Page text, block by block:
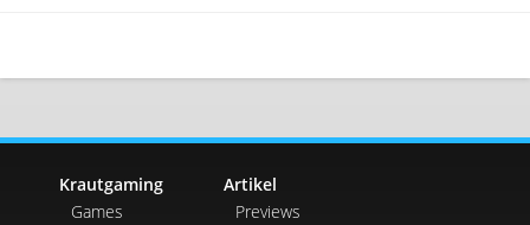
Krautgaming
Games
Artikel
Previews